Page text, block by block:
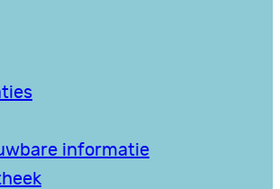
informatie